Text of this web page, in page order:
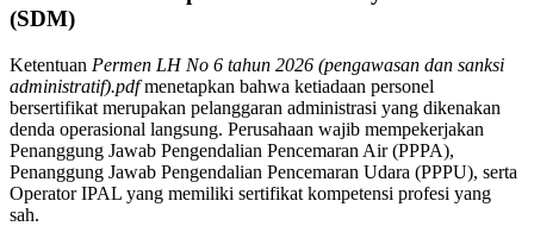
(SDM)
Ketentuan Permen LH No 6 tahun 2026 (pengawasan dan sanksi
administratif).pdfmenetapkan bahwa ketiadaan personel
bersertifikat merupakan pelanggaran administrasi yang dikenakan
denda operasional langsung. Perusahaan wajib mempekerjakan
Penanggung Jawab Pengendalian Pencemaran Air (PPPA),
Penanggung Jawab Pengendalian Pencemaran Udara (PPPU), serta
Operator IPAL yang memiliki sertifikat kompetensi profesi yang
sah.